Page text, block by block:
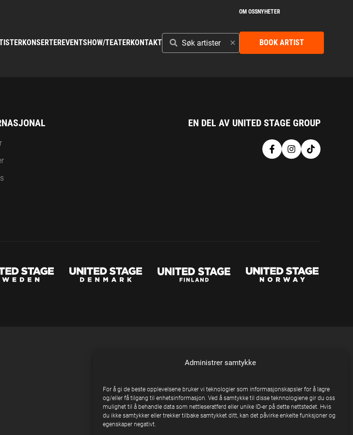
Administrer samtykke
For å gi de beste opplevelsene bruker vi teknologier som informasjonskapsler for å lagre
og/eller få tilgang til enhetsinformasjon. Ved å samtykke til disse teknnologiene gir du oss
mulighet til å behandle data som nettleseratferd eller unike ID-er på dette nettstedet. Hvis
du ikke samtykker eller trekker tilbake samtykket ditt, kan det påvirke enkelte funksjoner og
egenskaper negativt.
OM OSSNYHETER
KONSERTEREVENTSHOW/TEATERKONTAKTSØK
ARTISTER
BOOK ARTIST
EN DEL AV UNITED STAGE GROUP